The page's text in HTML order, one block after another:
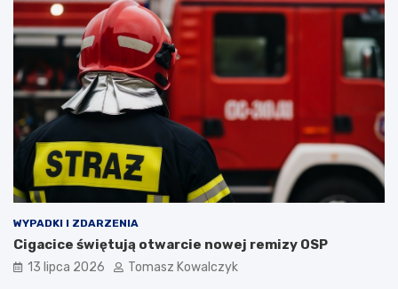
WYPADKI I ZDARZENIA
Cigacice świętują otwarcie nowej remizy OSP
13 lipca 2026 Tomasz Kowalczyk